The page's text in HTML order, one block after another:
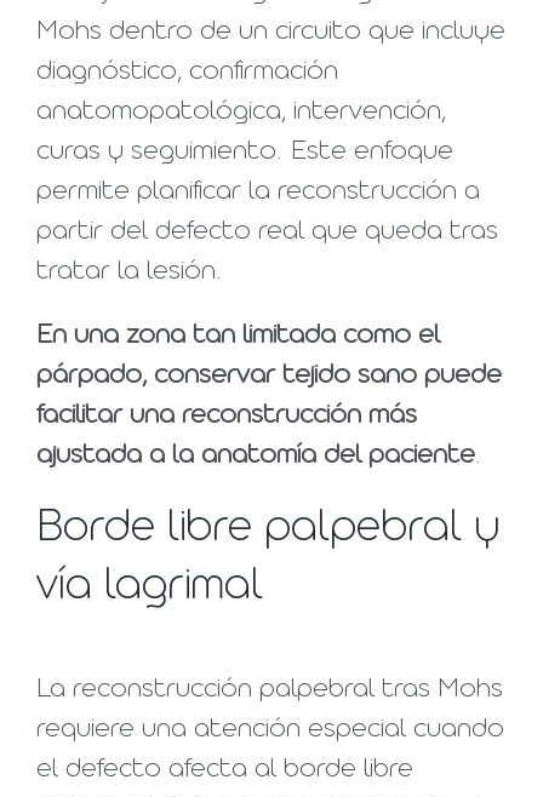
Mohs dentro de un circuito que incluye
diagnóstico, confirmación
anatomopatológica, intervención,
curas y seguimiento. Este enfoque
permite planificar la reconstrucción a
partir del defecto real que queda tras
tratar la lesión.
En una zona tan limitada como el
párpado, conservar tejido sano puede
facilitar una reconstrucción más
ajustada a la anatomía del paciente.
Borde libre palpebral y
vía lagrimal
La reconstrucción palpebral tras Mohs
requiere una atención especial cuando
el defecto afecta al borde libre